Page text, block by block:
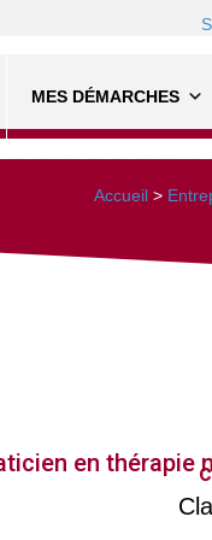
MES DÉMARCHES
Accueil >
en thérapie